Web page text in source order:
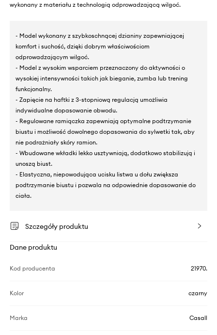
wykonany z materiału z technologią odprowadzającą wilgoć.
- Model wykonany z szybkoschnącej dzianiny zapewniającej
komfort i suchość, dzięki dobrym właściwościom
odprowadzającym wilgoć.
- Model z wysokim wsparciem przeznaczony do aktywności o
wysokiej intensywności takich jak bieganie, zumba lub trening
funkcjonalny.
- Zapięcie na haftki z 3-stopniową regulacją umożliwia
indywidualne dopasowanie obwodu.
- Regulowane ramiączka zapewniają optymalne podtrzymanie
biustu i możliwość dowolnego dopasowania do sylwetki tak, aby
nie podrażniały skóry ramion.
- Wbudowane wkładki lekko usztywniają, dodatkowo stabilizują i
unoszą biust.
- Elastyczna, niepowodująca ucisku listwa u dołu zwiększa
podtrzymanie biustu i pozwala na odpowiednie dopasowanie do
ciała.
Szczegóły produktu
Dane produktu
Kod producenta 21970.
Kolor czarny
Marka Casall